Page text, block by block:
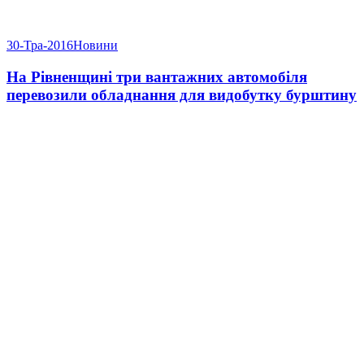
30-Тра-2016Новини
На Рівненщині три вантажних автомобіля
перевозили обладнання для видобутку бурштину